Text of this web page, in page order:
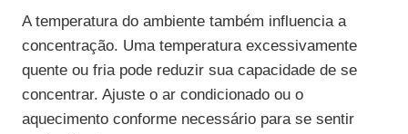
A temperatura do ambiente também influencia a
concentração. Uma temperatura excessivamente
quente ou fria pode reduzir sua capacidade de se
concentrar. Ajuste o ar condicionado ou o
aquecimento conforme necessário para se sentir